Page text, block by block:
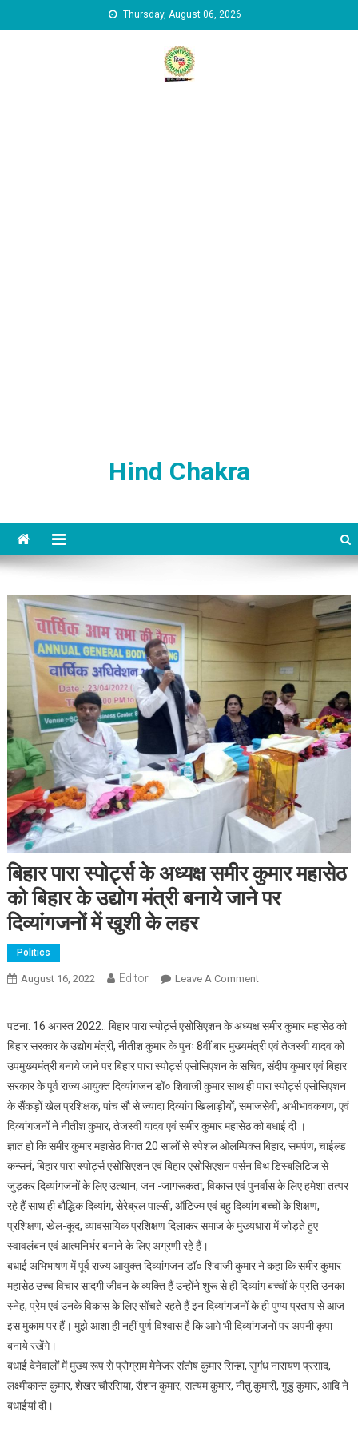
Thursday, August 06, 2026
Hind Chakra
बिहार पारा स्‍पोर्ट्स के अध्‍यक्ष समीर कुमार महासेठ
को बिहार के उद्योग मंत्री बनाये जाने पर
दिव्‍यांगजनों में खुशी के लहर
Politics
August 16, 2022 Editor Leave A CommentOn बिहार पारा स्‍पोर्ट्स के
बनाये जाने पर दिव्‍यांगजनों में
खुशी के लहर
पटना: 16 अगस्‍त 2022:: बिहार पारा स्‍पोर्ट्स एसोसिएशन के अध्‍यक्ष समीर कुमार महासेठ को
बिहार सरकार के उद्योग मंत्री, नीतीश कुमार के पुनः 8वीं बार मुख्‍यमंत्री एवं तेजस्‍वी यादव को
उपमुख्‍यमंत्री बनाये जाने पर बिहार पारा स्‍पोर्ट्स एसोसिएशन के सचिव, संदीप कुमार एवं बिहार
सरकार के पूर्व राज्‍य आयुक्‍त दिव्‍यांगजन डॉ० शिवाजी कुमार साथ ही पारा स्‍पोर्ट्स एसोसिएशन
के सैंकड़ों खेल प्रशिक्षक, पांच सौ से ज्‍यादा दिव्‍यांग खिलाड़ीयों, समाजसेवी, अभीभावकगण, एवं
दिव्‍यांगजनों ने नीतीश कुमार, तेजस्‍वी यादव एवं समीर कुमार महासेठ को बधाई दी ।
ज्ञात हो कि समीर कुमार महासेठ विगत 20 सालों से स्‍पेशल ओलम्पिक्‍स बिहार, समर्पण, चाईल्‍ड
कन्‍सर्न, बिहार पारा स्‍पोर्ट्स एसोसिएशन एवं बिहार एसोसिएशन पर्सन विथ डिस्‍बलिटिज से
जुड़कर दिव्‍यांगजनों के लिए उत्‍थान, जन -जागरूकता, विकास एवं पुनर्वास के लिए हमेशा तत्‍पर
रहे हैं साथ ही बौद्धिक दिव्‍यांग, सेरेब्रल पाल्‍सी, ऑटिज्‍म एवं बहु दिव्‍यांग बच्‍चों के शिक्षण,
प्रशिक्षण, खेल-कूद, व्‍यावसायिक प्रशिक्षण दिलाकर समाज के मुख्‍यधारा में जोड़ते हुए
स्‍वावलंबन एवं आत्‍मनिर्भर बनाने के लिए अग्रणी रहे हैं।
बधाई अभिभाषण में पूर्व राज्‍य आयुक्‍त दिव्‍यांगजन डॉ० शिवाजी कुमार ने कहा कि समीर कुमार
महासेठ उच्‍च विचार सादगी जीवन के व्‍यक्ति हैं उन्‍होंने शुरू से ही दिव्‍यांग बच्‍चों के प्रति उनका
स्‍नेह, प्रेम एवं उनके विकास के लिए सोंचते रहते हैं इन दिव्‍यांगजनों के ही पुण्‍य प्रताप से आज
इस मुकाम पर हैं। मुझे आशा ही नहीं पुर्ण विश्‍वास है कि आगे भी दिव्‍यांगजनों पर अपनी कृपा
बनाये रखेंगे।
बधाई देनेवालों में मुख्‍य रूप से प्रोग्राम मेनेजर संतोष कुमार सिन्हा, सुगंध नारायण प्रसाद,
लक्ष्मीकान्त कुमार, शेखर चौरसिया, रौशन कुमार, सत्यम कुमार, नीतु कुमारी, गुडु कुमार, आदि ने
बधाईयां दी।